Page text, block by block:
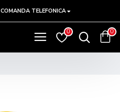
COMANDA TELEFONICA
0 0